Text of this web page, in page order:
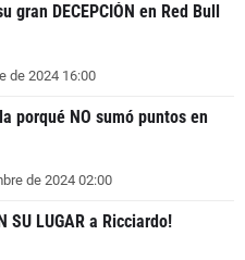
gran DECEPCIÓN en Red Bull
de 2024 16:00
porqué NO sumó puntos en
de 2024 02:00
SU LUGAR a Ricciardo!